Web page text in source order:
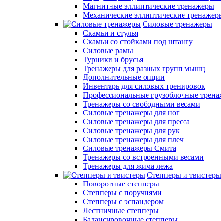
Магнитные эллиптические тренажеры
Механические эллиптические
Силовые тренажеры
Скамьи и стулья
Скамьи со стойками под штангу
Силовые рамы
Турники и брусья
Тренажеры для разных групп мышц
Дополнительные опции
Инвентарь для силовых тренировок
Профессиональные грузоблочные
Тренажеры со свободными весами
Силовые тренажеры для ног
Силовые тренажеры для пресса
Силовые тренажеры для рук
Силовые тренажеры для плеч
Силовые тренажеры Смита
Тренажеры со встроенными весами
Тренажеры для жима лежа
Степперы и твистеры
Поворотные степперы
Степперы с поручнями
Степперы с эспандером
Лестничные степперы
Балансировочные степперы